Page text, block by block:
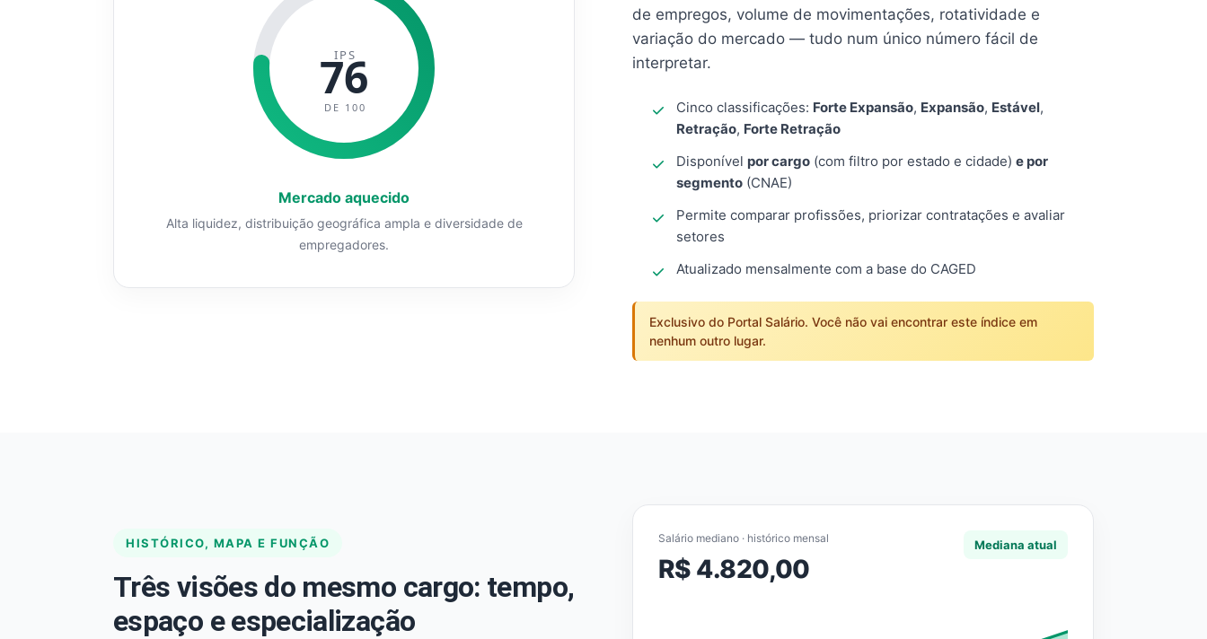
de empregos, volume de movimentações, rotatividade e
variação do mercado — tudo num único número fácil de
interpretar.
Cinco classificações: Forte Expansão, Expansão, Estável,
Retração, Forte Retração
Disponível por cargo (com filtro por estado e cidade) e por
segmento (CNAE)
Permite comparar profissões, priorizar contratações e avaliar
setores
Atualizado mensalmente com a base do CAGED
Exclusivo do Portal Salário. Você não vai encontrar este índice em
nenhum outro lugar.
IPS
76
DE 100
Mercado aquecido
Alta liquidez, distribuição geográfica ampla e diversidade de
empregadores.
HISTÓRICO, MAPA E FUNÇÃO
Três visões do mesmo cargo: tempo,
espaço e especialização
Salário mediano · histórico mensal
R$ 4.820,00
Mediana atual